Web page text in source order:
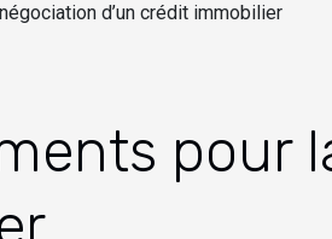
d’un crédit immobilier
pour